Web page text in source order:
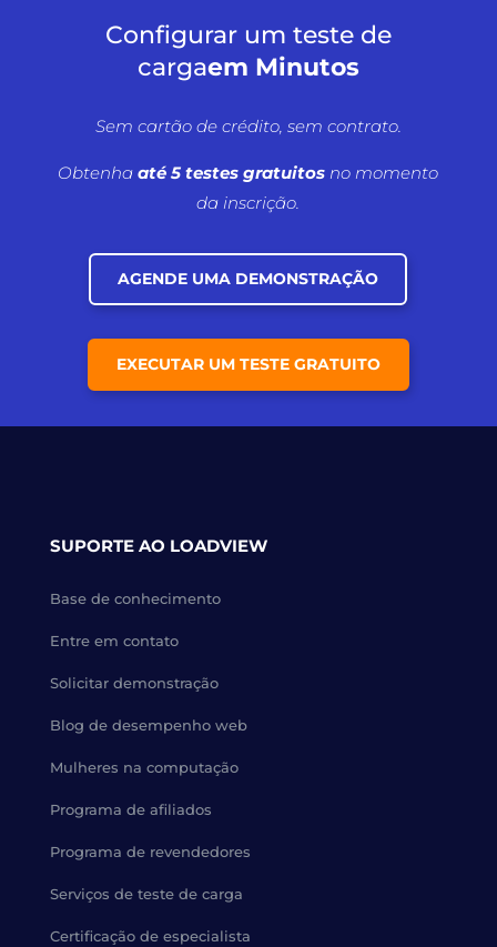
Configurar um teste de
cargaem Minutos
Sem cartão de crédito, sem contrato.
Obtenhaaté 5 testes gratuitos no momento
da inscrição.
AGENDE UMA DEMONSTRAÇÃO
EXECUTAR UM TESTE GRATUITO
SUPORTE AO LOADVIEW
Base de conhecimento
Entre em contato
Solicitar demonstração
Blog de desempenho web
Mulheres na computação
Programa de afiliados
Programa de revendedores
Serviços de teste de carga
Certificação de especialista